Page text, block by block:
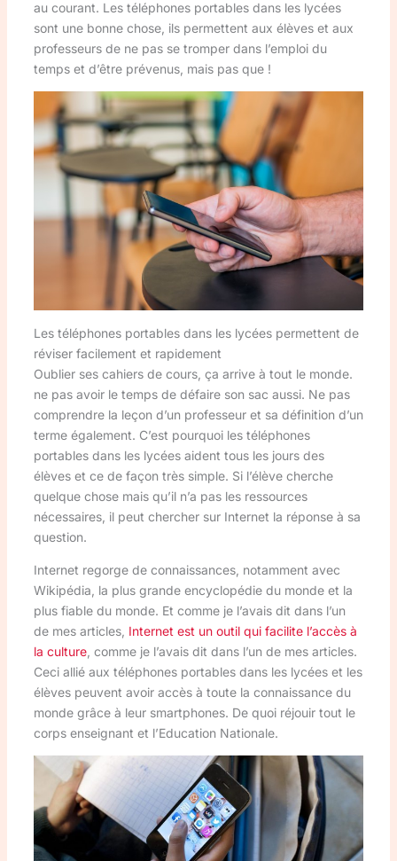
au courant. Les téléphones portables dans les lycées
sont une bonne chose, ils permettent aux élèves et aux
professeurs de ne pas se tromper dans l’emploi du
temps et d’être prévenus, mais pas que !
Les téléphones portables dans les lycées permettent de
réviser facilement et rapidement
Oublier ses cahiers de cours, ça arrive à tout le monde.
ne pas avoir le temps de défaire son sac aussi. Ne pas
comprendre la leçon d’un professeur et sa définition d’un
terme également. C’est pourquoi les téléphones
portables dans les lycées aident tous les jours des
élèves et ce de façon très simple. Si l’élève cherche
quelque chose mais qu’il n’a pas les ressources
nécessaires, il peut chercher sur Internet la réponse à sa
question.
Internet regorge de connaissances, notamment avec
Wikipédia, la plus grande encyclopédie du monde et la
plus fiable du monde. Et comme je l’avais dit dans l’un
de mes articles, Internet est un outil qui facilite l’accès à
la culture, comme je l’avais dit dans l’un de mes articles.
Ceci allié aux téléphones portables dans les lycées et les
élèves peuvent avoir accès à toute la connaissance du
monde grâce à leur smartphones. De quoi réjouir tout le
corps enseignant et l’Education Nationale.